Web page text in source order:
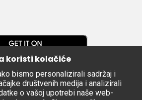
koristi kolačiće
bismo personalizirali sadržaj i
društvenih medija i analizirali
o vašoj upotrebi naše web-